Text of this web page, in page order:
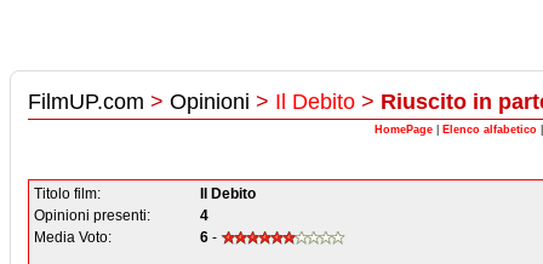
FilmUP.com > Opinioni > Il Debito > Riuscito in
HomePage Elenco alfabetico
Titolo film:
Il Debito
Opinioni presenti:
4
Media Voto:
6 -